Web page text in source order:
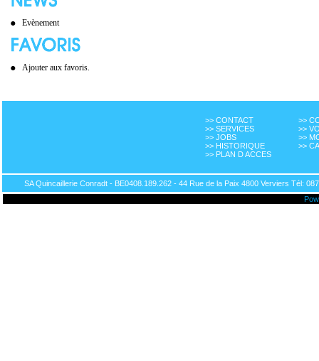
Evènement
Ajouter aux favoris.
>> CONTACT
>> SERVICES
>> JOBS
>> HISTORIQUE
>> PLAN D ACCES
>>
>>
>>
>>
SA Quincaillerie Conradt - BE0408.189.262 - 44 Rue de la Paix 4800 Verviers Tél: